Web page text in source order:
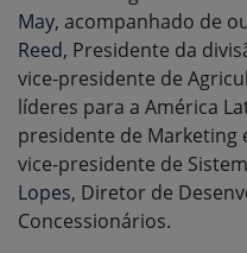
May, acompanhado de
Reed, Presidente da
vice-presidente de
líderes para a América
presidente de Marketing
vice-presidente de
Lopes, Diretor de
Concessionários.